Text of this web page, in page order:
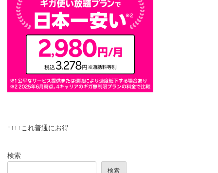
↑↑↑↑これ普通にお得
検索
検索